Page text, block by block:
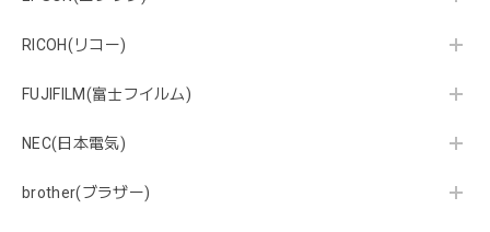
RICOH(リコー)
FUJIFILM(富士フイルム)
NEC(日本電気)
brother(ブラザー)